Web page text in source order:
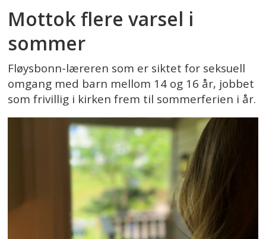
Mottok flere varsel i
sommer
Fløysbonn-læreren som er siktet for seksuell
omgang med barn mellom 14 og 16 år, jobbet
som frivillig i kirken frem til sommerferien i år.